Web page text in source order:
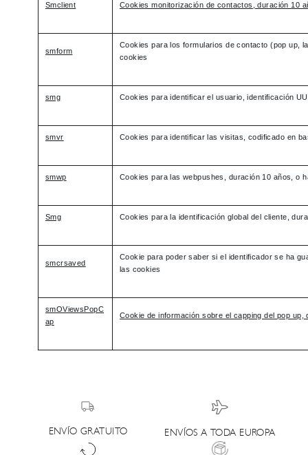
Smclient Cookies monitorización de contactos, duración 10
smform
Cookies para los formularios de contacto (pop up,
cookies
smg Cookies para identificar el usuario, identificación
smvr Cookies para identificar las visitas, codificado en
smwp Cookies para las webpushes, duración 10 años, o
Smg Cookies para la identificación global del cliente,
smcrsaved
Cookie para poder saber si el identificador se ha
las cookies
smOViewsPopC
ap
Cookie de información sobre el capping del pop
ENVÍO GRATUITO ENVÍOS A TODA EUROPA